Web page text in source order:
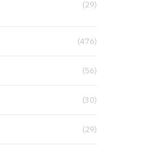
(29)
(476)
(56)
(30)
(29)